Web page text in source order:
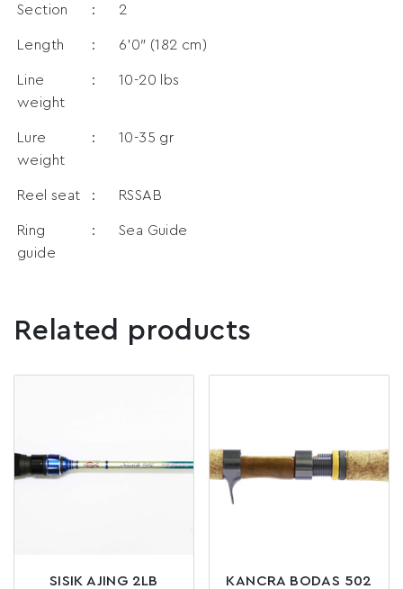
Section : 2
Length : 6’0″ (182 cm)
Line
weight
: 10-20 lbs
Lure
weight
: 10-35 gr
Reel seat : RSSAB
Ring
guide
: Sea Guide
Related products
SISIK AJING 2LB
KANCRA BODAS 502